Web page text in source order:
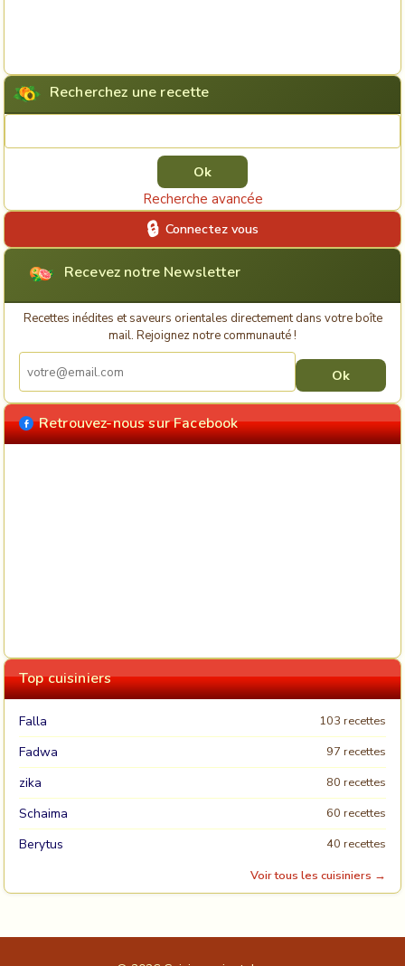
Recherchez une recette
Recherche avancée
Connectez vous
Recevez notre Newsletter
Recettes inédites et saveurs orientales directement dans votre boîte
mail. Rejoignez notre communauté !
Retrouvez-nous sur Facebook
Top cuisiniers
Falla 103 recettes
Fadwa 97 recettes
zika 80 recettes
Schaima 60 recettes
Berytus
40 recettes
Voir tous les cuisiniers →